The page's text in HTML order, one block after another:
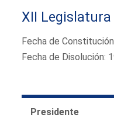
XII
Fecha de
Fecha de Disolución:
Presidente